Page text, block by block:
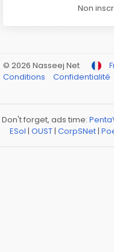
Non
© 2026 Nasseej Net
Conditions
Confidentialité
Don't forget, ads time:
ESol | OUST| CorpSNet|